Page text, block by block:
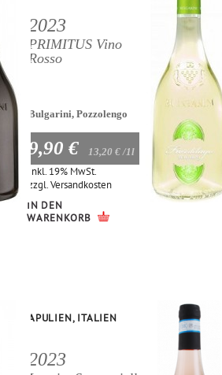
2023
PRIMITUS Vino
Rosso
Bulgarini, Pozzolengo
9,90 € 13,20 € /1l
Inkl. 19% MwSt.
zzgl.Versandkosten
IN DEN
WARENKORB
APULIEN, ITALIEN
2023